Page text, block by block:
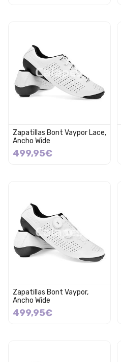
Zapatillas Bont Vaypor Lace,
Ancho Wide
499,95€
Zapatillas Bont Vaypor,
Ancho Wide
499,95€